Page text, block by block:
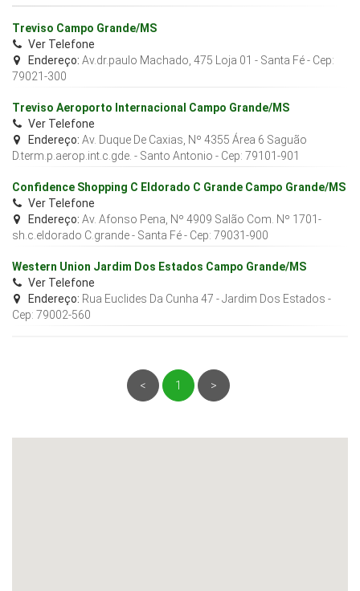
Treviso Campo Grande/MS
Ver Telefone
Endereço: Av.dr.paulo Machado, 475 Loja 01 - Santa Fé- Cep:
79021-300
Treviso Aeroporto Internacional Campo Grande/MS
Ver Telefone
Endereço: Av. Duque De Caxias, Nº 4355 Área 6 Saguão
D.term.p.aerop.int.c.gde. - Santo Antonio - Cep: 79101-901
Confidence Shopping C Eldorado C Grande Campo Grande/MS
Ver Telefone
Endereço: Av. Afonso Pena, Nº 4909 Salão Com. Nº 1701-
sh.c.eldorado C.grande - Santa Fé- Cep: 79031-900
Western Union Jardim Dos Estados Campo Grande/MS
Ver Telefone
Endereço: Rua Euclides Da Cunha 47 - Jardim Dos Estados -
Cep: 79002-560
< 1 >